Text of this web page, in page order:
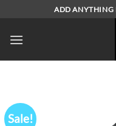
content
ADD ANYTHING
Sale!